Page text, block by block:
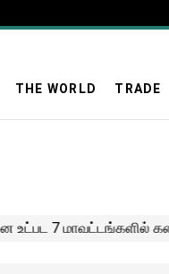
THE WORLD TRADE